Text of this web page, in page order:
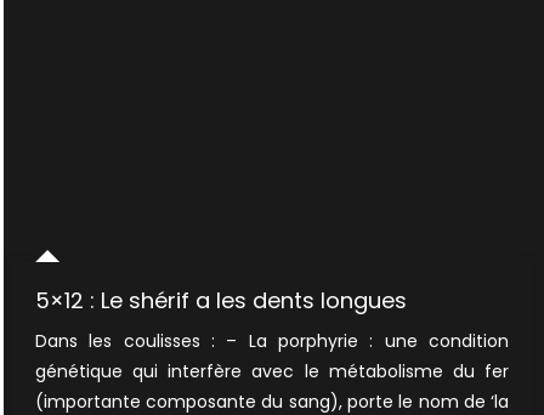
5×12 : Le shérif a les dents longues
Dans les coulisses : – La porphyrie : une condition
génétique qui interfère avec le métabolisme du fer
(importante composante du sang), porte le nom de ‘la